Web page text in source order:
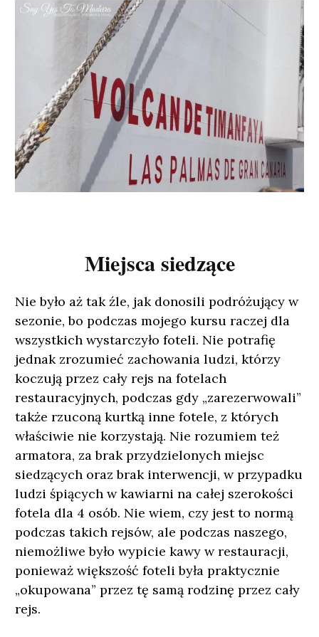
Miejsca siedzące
Nie było aż tak źle, jak donosili podróżujący w
sezonie, bo podczas mojego kursu raczej dla
wszystkich wystarczyło foteli. Nie potrafię
jednak zrozumieć zachowania ludzi, którzy
koczują przez cały rejs na fotelach
restauracyjnych, podczas gdy „zarezerwowali”
także rzuconą kurtką inne fotele, z których
właściwie nie korzystają. Nie rozumiem też
armatora, za brak przydzielonych miejsc
siedzących oraz brak interwencji, w przypadku
ludzi śpiących w kawiarni na całej szerokości
fotela dla 4 osób. Nie wiem, czy jest to normą
podczas takich rejsów, ale podczas naszego,
niemożliwe było wypicie kawy w restauracji,
ponieważ większość foteli była praktycznie
„okupowana” przez tę samą rodzinę przez cały
rejs.